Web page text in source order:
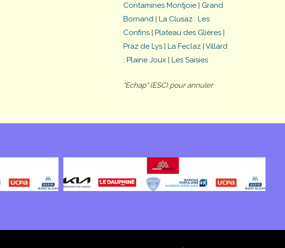
Contamines Montjoie | Grand
Bornand | La Clusaz : Les
Confins | Plateau des Glières |
Praz de Lys | La Feclaz | Villard
: Plaine Joux | Les Saisies
"Echap" (ESC) pour annuler